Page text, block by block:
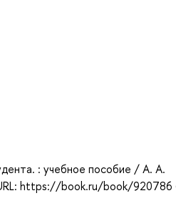
: учебное пособие / А. А.
https://book.ru/book/920786